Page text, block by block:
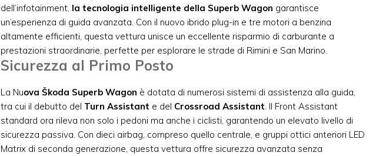
dell’infotainment, la tecnologia intelligente della Superb Wagon garantisce
un’esperienza di guida avanzata. Con il nuovo ibrido plug-in e tre motori a benzina
altamente efficienti, questa vettura unisce un eccellente risparmio di carburante a
prestazioni straordinarie, perfette per esplorare le strade di Rimini e San Marino.
Sicurezza al Primo Posto
La Nuova Škoda Superb Wagon è dotata di numerosi sistemi di assistenza alla guida,
tra cui il debutto del Turn Assistant e del Crossroad Assistant. Il Front Assistant
standard ora rileva non solo i pedoni ma anche i ciclisti, garantendo un elevato livello di
sicurezza passiva. Con dieci airbag, compreso quello centrale, e gruppi ottici anteriori LED
Matrix di seconda generazione, questa vettura offre sicurezza avanzata senza